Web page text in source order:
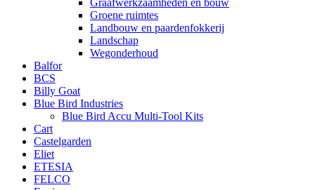
Groene ruimtes
Landbouw en paardenfokkerij
Landschap
Wegonderhoud
Balfor
BCS
Billy Goat
Blue Bird Industries
Blue Bird Accu Multi-Tool Kits
Cart
Castelgarden
Eliet
ETESIA
FELCO